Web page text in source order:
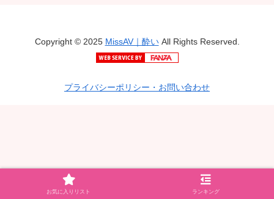
Copyright © 2025 MissAV｜酔いAll Rights Reserved.
プライバシーポリシー・お問い合わせ
お気に入りリスト ランキング